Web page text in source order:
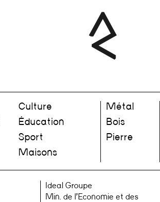
Culture
Éducation
Sport
Maisons
Métal
Bois
Pierre
Ideal Groupe
Min. de l’Economie et des